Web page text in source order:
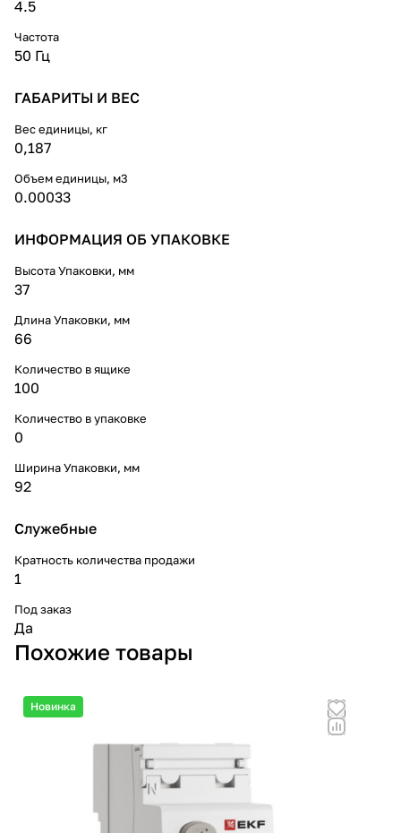
4.5
Частота
50 Гц
ГАБАРИТЫ И ВЕС
Вес единицы, кг
0,187
Объем единицы, м3
0.00033
ИНФОРМАЦИЯ ОБ УПАКОВКЕ
Высота Упаковки, мм
37
Длина Упаковки, мм
66
Количество в ящике
100
Количество в упаковке
0
Ширина Упаковки, мм
92
Служебные
Кратность количества продажи
1
Под заказ
Да
Похожие товары
Новинка